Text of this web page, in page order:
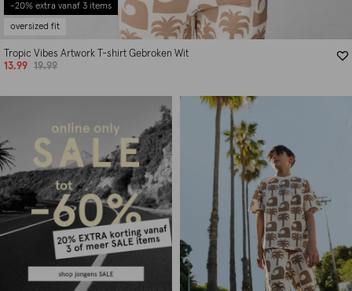
-20% extra vanaf 3 items
oversized fit
Tropic Vibes Artwork T-shirt Gebroken Wit
13.99
19.99